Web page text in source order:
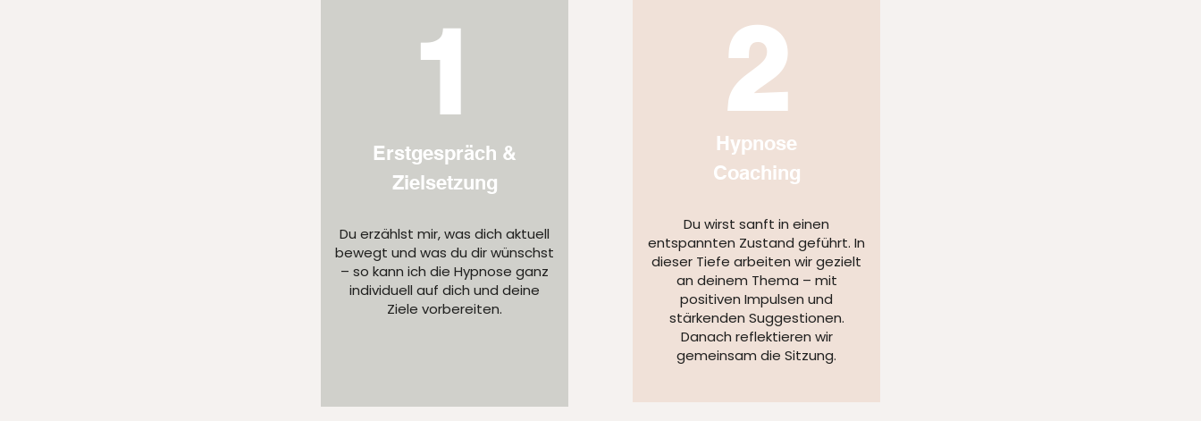
1
Erstgespräch &
Zielsetzung
Du erzählst mir, was dich aktuell
bewegt und was du dir wünschst
– so kann ich die Hypnose ganz
individuell auf dich und deine
Ziele vorbereiten.
2
Hypnose
Coaching
Du wirst sanft in einen
entspannten Zustand geführt. In
dieser Tiefe arbeiten wir gezielt
an deinem Thema – mit
positiven Impulsen und
stärkenden Suggestionen.
Danach reflektieren wir
gemeinsam die Sitzung.